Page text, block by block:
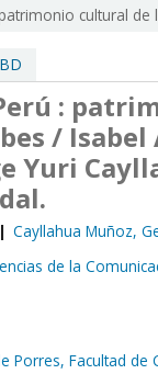
patrimonio cultural de
:
/ Isabel
Yuri
Cayllahua Muñoz,
de la
Porres, Facultad